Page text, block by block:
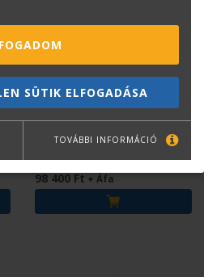
CANON
Canon PFI-710C Cyan
tintapatron 700 ml
(2355C001AA)
sorozat gépeihez.
98 400 Ft + Áfa
SÜTIK ELFOGADÁSA
TOVÁBBI INFORMÁCIÓ